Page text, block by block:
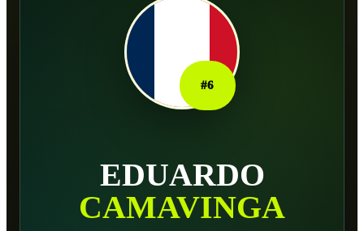
#6
EDUARDO
CAMAVINGA